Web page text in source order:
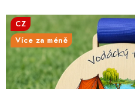
KVĚTINY A LISTY
SVATBA
CZ
Více za méně